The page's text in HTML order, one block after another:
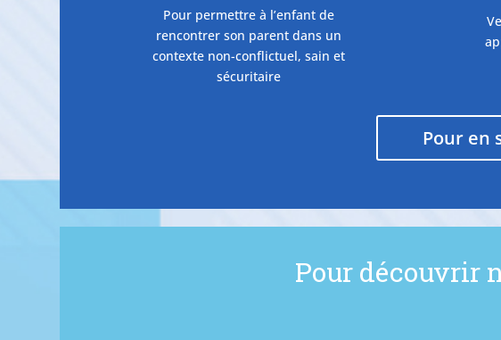
Pour permettre à l’enfant de
rencontrer son parent dans un
contexte non-conflictuel, sain et
sécuritaire
Pour en
Pour découvrir